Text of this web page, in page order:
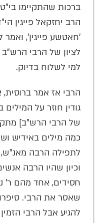
ברכות שהתקיימו
הרב יחזקאל פייגין
'חאטשע פייגין', ואמר
לציון של הרבי
למי לשלוח בדיוק.
הרבי אז אמר ברוסית,
גודין חוזר על
של הרבי הרש"ב]
כמה מילים באידיש
לתפילה הרבה מאנ"ש,
חסידים, אחד מהם ר'
שאסר את הרבי.
להגיע אבל הרבי